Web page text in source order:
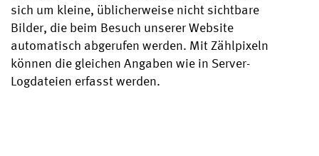
sich um kleine, üblicherweise nicht sichtbare
Bilder, die beim Besuch unserer Website
automatisch abgerufen werden. Mit Zählpixeln
können die gleichen Angaben wie in Server-
Logdateien erfasst werden.